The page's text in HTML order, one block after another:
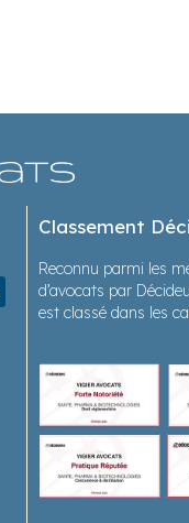
Classement
Reconnu parmi les
d’avocats par
est classé dans les